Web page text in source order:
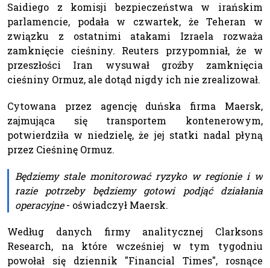
Saidiego z komisji bezpieczeństwa w irańskim
parlamencie, podała w czwartek, że Teheran w
związku z ostatnimi atakami Izraela rozważa
zamknięcie cieśniny. Reuters przypomniał, że w
przeszłości Iran wysuwał groźby zamknięcia
cieśniny Ormuz, ale dotąd nigdy ich nie zrealizował.
Cytowana przez agencję duńska firma Maersk,
zajmująca się transportem kontenerowym,
potwierdziła w niedzielę, że jej statki nadal płyną
przez Cieśninę Ormuz.
Będziemy stale monitorować ryzyko w regionie i w
razie potrzeby będziemy gotowi podjąć działania
operacyjne- oświadczył Maersk.
Według danych firmy analitycznej Clarksons
Research, na które wcześniej w tym tygodniu
powołał się dziennik "Financial Times", rosnące